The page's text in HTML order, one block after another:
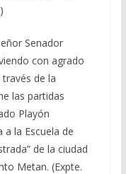
Senador
con agrado
de la
las partidas
Playón
la Escuela de
de la ciudad
Metan. (Expte.